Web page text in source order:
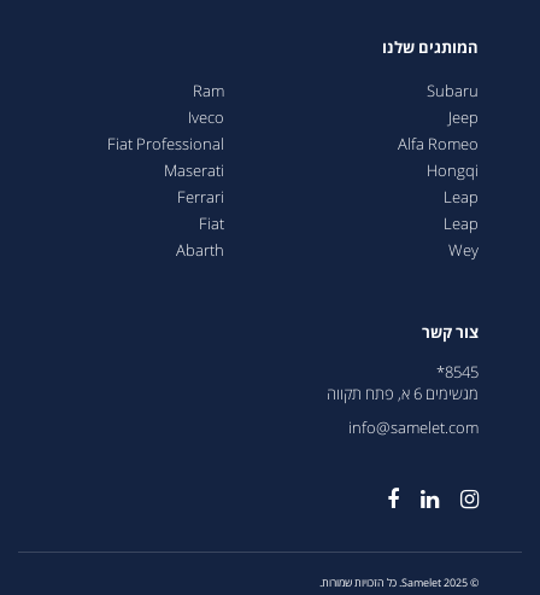
המותגים שלנו
Subaru
Jeep
Alfa Romeo
Hongqi
Leap
Leap
Wey
Ram
Iveco
Fiat Professional
Maserati
Ferrari
Fiat
Abarth
צור קשר
8545*
מגשימים 6 א, פתח תקווה
info@samelet.com
© 2025 Samelet. כל הזכויות שמורות.